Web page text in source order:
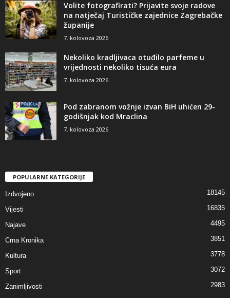
Volite fotografirati? Prijavite svoje radove
na natječaj Turističke zajednice Zagrebačke
županije
7. kolovoza 2026
Nekoliko kradljivaca otuđilo parfeme u
vrijednosti nekoliko tisuća eura
7. kolovoza 2026
Pod zabranom vožnje izvan BiH uhićen 29-
godišnjak kod Mraclina
7. kolovoza 2026
POPULARNE KATEGORIJE
Izdvojeno 18145
Vijesti 16835
Najave 4495
Crna Kronika 3851
Kultura 3778
Sport 3072
Zanimljivosti 2983